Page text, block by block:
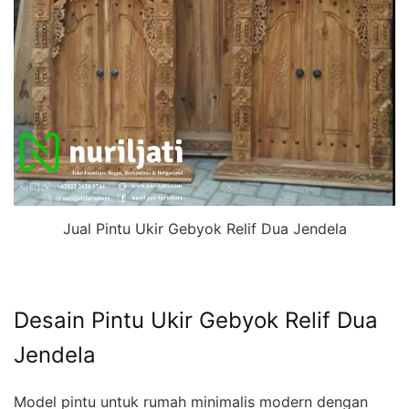
Jual Pintu Ukir Gebyok Relif Dua Jendela
Desain Pintu Ukir Gebyok Relif Dua
Jendela
Model pintu untuk rumah minimalis modern dengan